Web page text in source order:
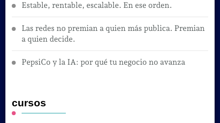
Estable, rentable, escalable. En ese orden.
Las redes no premian a quien más publica. Premian
a quien decide.
PepsiCo y la IA: por qué tu negocio no avanza
cursos